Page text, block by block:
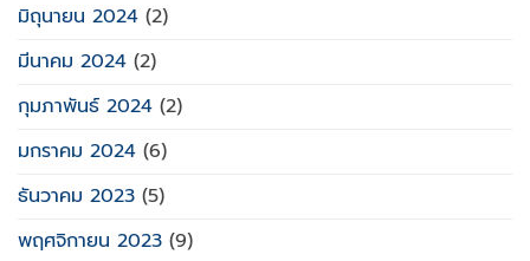
มิถุนายน 2024 (2)
มีนาคม 2024 (2)
กุมภาพันธ์ 2024 (2)
มกราคม 2024 (6)
ธันวาคม 2023 (5)
พฤศจิกายน 2023 (9)